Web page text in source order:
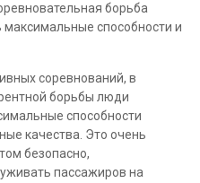
борьба
способности и
соревнований, в
борьбы люди
способности
качества. Это очень
безопасно,
пассажиров на